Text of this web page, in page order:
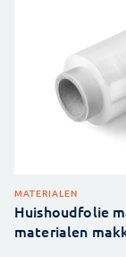
MATERIALEN
Huishoudfolie
materialen